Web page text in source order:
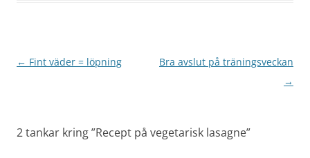
Inläggsnavigering
← Fint väder = löpning
Bra avslut på träningsveckan
→
2 tankar kring ”Recept på vegetarisk lasagne”